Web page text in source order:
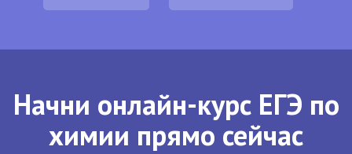
Начни онлайн-курс ЕГЭ по
химии прямо сейчас